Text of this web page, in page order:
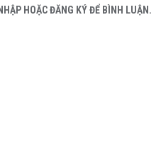
HOẶC ĐĂNG KÝ ĐỂ BÌNH LUẬN.